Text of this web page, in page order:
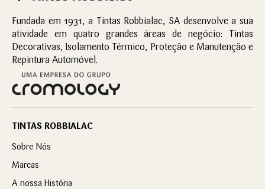
Fundada em 1931, a Tintas Robbialac, SA desenvolve a sua
atividade em quatro grandes áreas de negócio: Tintas
Decorativas, Isolamento Térmico, Proteção e Manutenção e
Repintura Automóvel.
TINTAS ROBBIALAC
Sobre Nós
Marcas
A nossa História